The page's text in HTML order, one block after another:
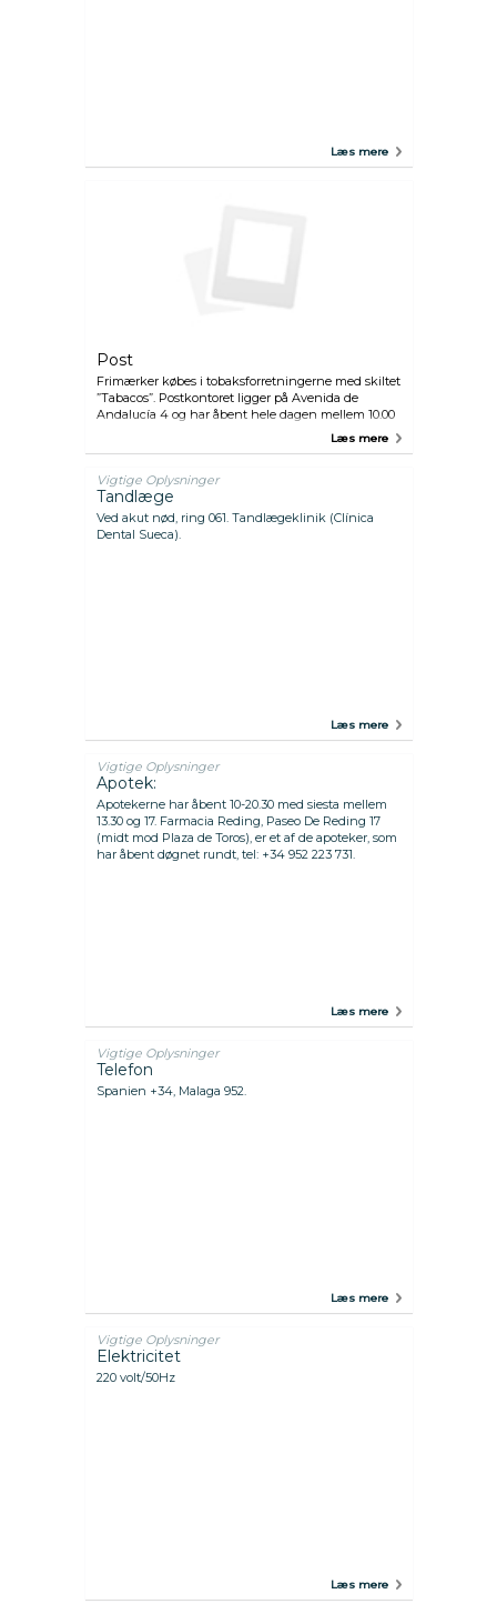
Læs mere
Post
Frimærker købes i tobaksforretningerne med skiltet
”Tabacos”. Postkontoret ligger på Avenida de
Andalucía 4 og har åbent hele dagen mellem 10.00
Læs mere
Vigtige Oplysninger
Tandlæge
Ved akut nød, ring 061. Tandlægeklinik (Clínica
Dental Sueca).
Læs mere
Vigtige Oplysninger
Apotek:
Apotekerne har åbent 10-20.30 med siesta mellem
13.30 og 17. Farmacia Reding, Paseo De Reding 17
(midt mod Plaza de Toros), er et af de apoteker, som
har åbent døgnet rundt, tel: +34 952 223 731.
Læs mere
Vigtige Oplysninger
Telefon
Spanien +34, Malaga 952.
Læs mere
Vigtige Oplysninger
Elektricitet
220 volt/50Hz
Læs mere